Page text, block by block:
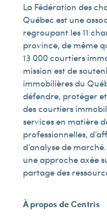
La Fédération des
Québec est une
regroupant les 11
province, de même
13 000 courtiers
mission est de
immobilières du
défendre, protéger
des courtiers
services en matière
professionnelles,
d’analyse de
une approche axée
partage des
À propos de Centris